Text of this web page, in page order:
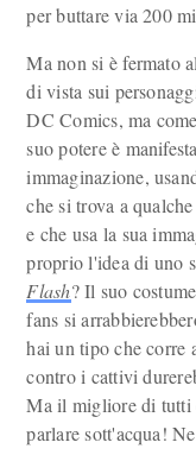
per buttare via 200
Ma non si è fermato
di vista sui
DC Comics, ma
suo potere è
immaginazione,
che si trova a
e che usa la sua
proprio l'idea di uno
Flash? Il suo
fans si
hai un tipo che corre
contro i cattivi
Ma il migliore di tutti
parlare sott'acqua!